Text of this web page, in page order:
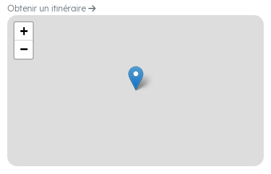
Obtenir un itinéraire
+
−